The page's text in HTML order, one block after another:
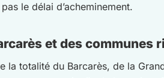
le délai d’acheminement.
et des communes
la totalité du Barcarès, de la